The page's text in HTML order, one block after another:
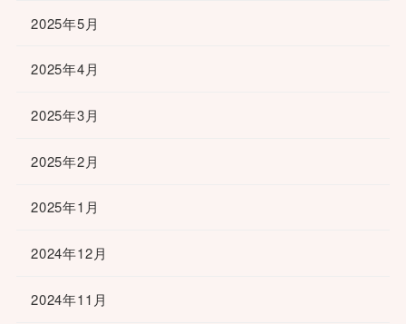
2025年5月
2025年4月
2025年3月
2025年2月
2025年1月
2024年12月
2024年11月